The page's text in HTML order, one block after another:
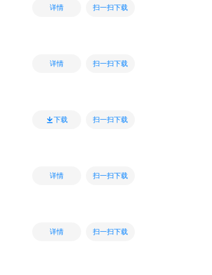
详情 扫一扫下载
详情 扫一扫下载
下载 扫一扫下载
详情 扫一扫下载
详情 扫一扫下载